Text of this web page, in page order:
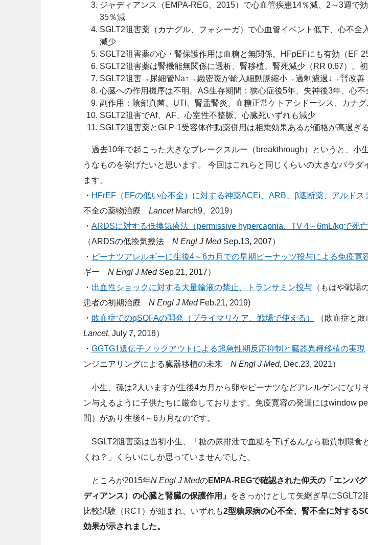
ジャディアンス（EMPA-REG、2015）で心血管疾患14％減、2～3週で
35％減
SGLT2阻害薬（カナグル、フォシーガ）で心血管イベント低下、心不全
減少
SGLT2阻害薬の心・腎保護作用は血糖と無関係。HFpEFにも有効（EF
SGLT2阻害薬は腎機能無関係に透析、腎移植、腎死減少（RR 0.67）。
SGLT2阻害→尿細管Na↑→緻密斑が輸入細動脈縮小→過剰濾過↓→腎改善
心臓への作用機序は不明。AS生存期間：狭心症後5年、失神後3年、心不
副作用：陰部真菌、UTI、腎盂腎炎、血糖正常ケトアシドーシス、カナグ
SGLT2阻害でAf、AF、心室性不整脈、心臓死いずれも減少
SGLT2阻害薬とGLP-1受容体作動薬併用は相乗効果あるが価格が高過ぎる
過去10年で起こった大きなブレークスルー（breakthrough）というと、小
うなものを挙げたいと思います。 今回はこれらと同じくらいの大きなパラダ
ます。
・ HFrEF（EFの低い心不全）に対する神薬ACEi、ARB、β遮断薬、アルドス
不全の薬物治療 LancetMarch9、2019）
・ ARDSに対する低換気療法（permissive hypercapnia、TV 4～6mL/kgで死
（ARDSの低換気療法 N Engl J MedSep.13, 2007）
・ ピーナツアレルギーに生後4～6カ月での早期ピーナッツ投与による免疫寛
ギー N Engl J MedSep.21, 2017）
・ 出血性ショックに対する大量輸液の禁止、トランサミン投与（もはや戦場
患者の初期治療 N Engl J MedFeb.21, 2019)
・ 敗血症でのqSOFAの開発（プライマリケア、戦場で使える）
（敗血症と
Lancet, July 7, 2018）
・ GGTG1遺伝子ノックアウトによる超急性期反応抑制と臓器異種移植の実現
ンジニアリングによる臓器移植の未来 N Engl J Med, Dec.23, 2021）
小生、孫は2人いますが生後4カ月から卵やピーナツなどアレルゲンになり
ン与えるように子供たちに厳命しております。免疫寛容の発達にはwindow
間）があり生後4～6カ月なのです。
SGLT2阻害薬は当初小生、「糖の尿排泄で血糖を下げるんなら糖質制限食
くね？」くらいにしか思っていませんでした。
ところが2015年N Engl J MedのEMPA-REGで確認された仰天の「エンパ
ディアンス）の心臓と腎臓の保護作用」 をきっかけとして矢継ぎ早にSGLT2
比較試験（RCT）が組まれ、いずれも2型糖尿病の心不全、腎不全に対する
効果が示されました。